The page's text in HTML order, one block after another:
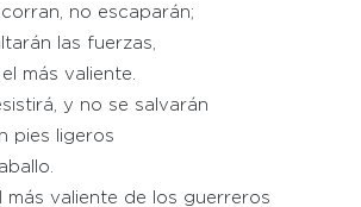
no escaparán;
las fuerzas,
más valiente.
y no se salvarán
pies ligeros
más valiente de los guerreros